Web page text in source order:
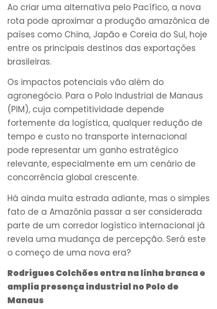
Ao criar uma alternativa pelo Pacífico, a nova
rota pode aproximar a produção amazônica de
países como China, Japão e Coreia do Sul, hoje
entre os principais destinos das exportações
brasileiras.
Os impactos potenciais vão além do
agronegócio. Para o Polo Industrial de Manaus
(PIM), cuja competitividade depende
fortemente da logística, qualquer redução de
tempo e custo no transporte internacional
pode representar um ganho estratégico
relevante, especialmente em um cenário de
concorrência global crescente.
Há ainda muita estrada adiante, mas o simples
fato de a Amazônia passar a ser considerada
parte de um corredor logístico internacional já
revela uma mudança de percepção. Será este
o começo de uma nova era?
Rodrigues Colchões entra na linha branca e
amplia presença industrial no Polo de
Manaus